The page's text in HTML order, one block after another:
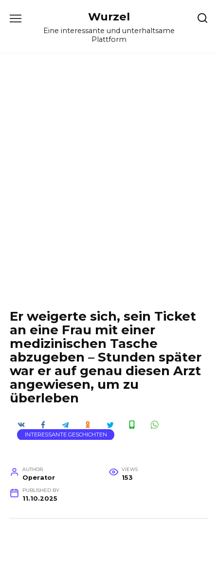
Wurzel
Eine interessante und unterhaltsame
Plattform
Er weigerte sich, sein Ticket
an eine Frau mit einer
medizinischen Tasche
abzugeben – Stunden später
war er auf genau diesen Arzt
angewiesen, um zu
überleben
INTERESSANTE GESCHICHTEN
AUTHOR
Operator
VIEWS
153
PUBLISHED BY
11.10.2025